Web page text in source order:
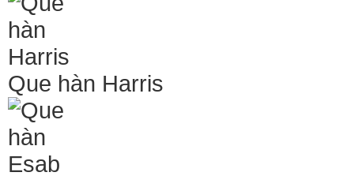
Que hàn Harris